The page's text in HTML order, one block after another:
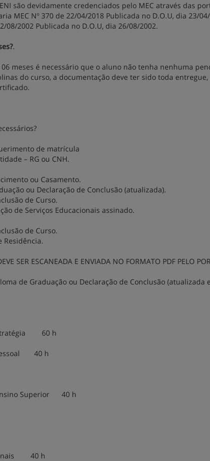
são devidamente credenciados pelo MEC através das
MEC Nº 370 de 22/04/2018 Publicada no D.O.U, dia 23/
08/2002 Publicada no D.O.U, dia 26/08/2002.
.
meses é necessário que o aluno não tenha nenhuma
do curso, a documentação deve ter sido toda entregue,
de matrícula
– RG ou CNH.
ou Casamento.
ou Declaração de Conclusão (atualizada).
de Curso.
de Serviços Educacionais assinado.
de Curso.
Residência.
SER ESCANEADA E ENVIADA NO FORMATO PDF PELO
de Graduação ou Declaração de Conclusão
60 h
40 h
Superior 40 h
40 h